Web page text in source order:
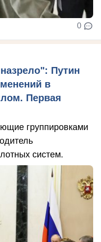
0
Путин
в
Первая
группировками
систем.